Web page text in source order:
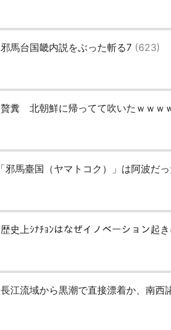
邪馬台国畿内説をぶった斬る7 (623)
贅糞 北朝鮮に帰ってて吹いたｗｗｗ
「邪馬臺国（ヤマトコク）」は阿波だ
歴史上ｼﾅﾁｮﾝはなぜイノベーション起
長江流域から黒潮で直接漂着か、南西